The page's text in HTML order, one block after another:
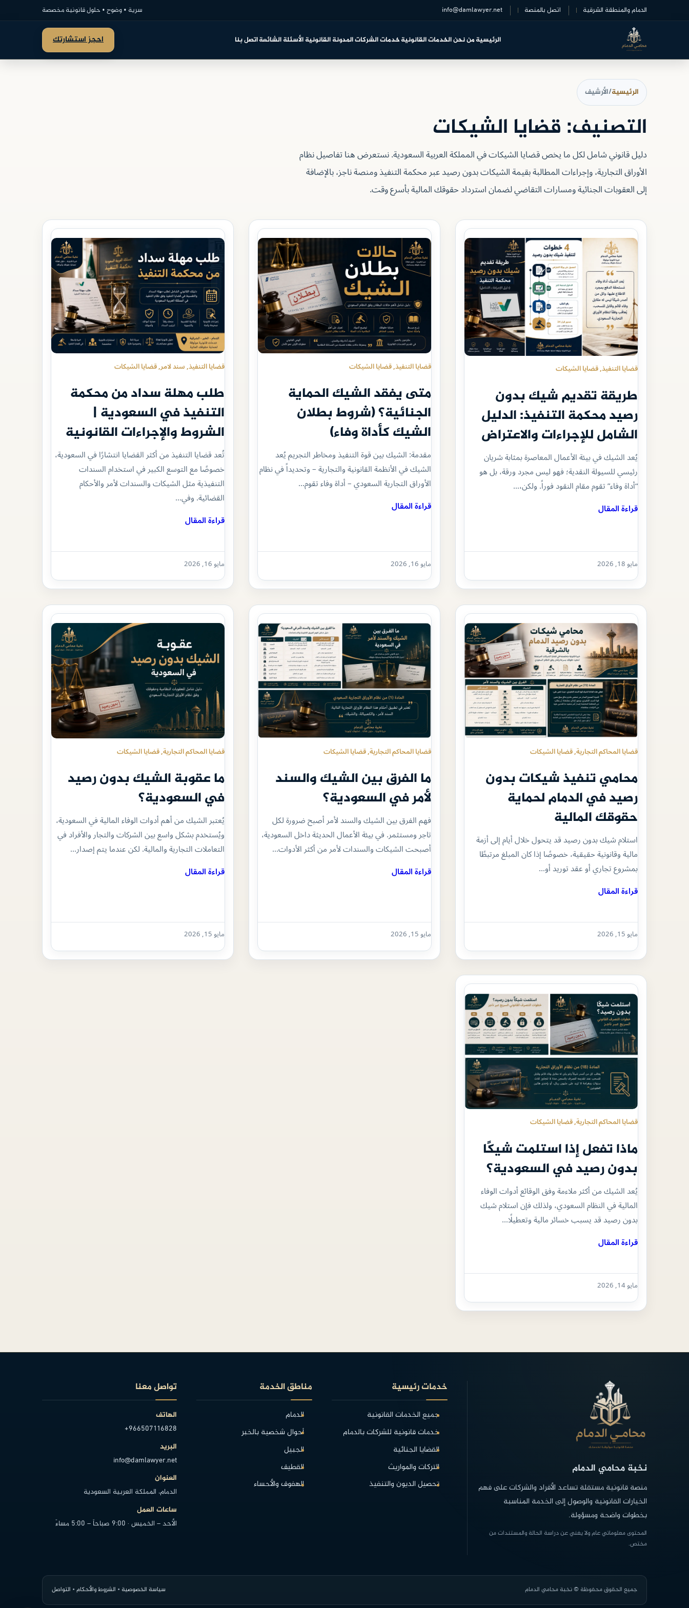
الدمام والمنطقة الشرقية اتصل بالمنصة info@damlawyer.net سرية • وضوح • حلول قانونية مخصصة
الرئيسيةمن نحنالخدمات القانونيةخدمات الشركاتالمدونة القانونيةالأسئلة الشائعةاتصل بنا احجز استشارتك
الرئيسية/الأرشيف
التصنيف: قضايا الشيكات
دليل قانوني شامل لكل ما يخص قضايا الشيكات في المملكة العربية السعودية. نستعرض هنا تفاصيل نظام
الأوراق التجارية، وإجراءات المطالبة بقيمة الشيكات بدون رصيد عبر محكمة التنفيذ ومنصة ناجز، بالإضافة
إلى العقوبات الجنائية ومسارات التقاضي لضمان استرداد حقوقك المالية بأسرع وقت.
قضايا التنفيذ, قضايا الشيكات
طريقة تقديم شيك بدون
رصيد محكمة التنفيذ: الدليل
الشامل للإجراءات والاعتراض
يُعد الشيك في بيئة الأعمال المعاصرة بمثابة شريان
رئيسي للسيولة النقدية؛ فهو ليس مجرد ورقة، بل هو
“أداة وفاء” تقوم مقام النقود فوراً. ولكن،…
قراءة المقال
مايو 18, 2026
قضايا التنفيذ, قضايا الشيكات
متى يفقد الشيك الحماية
الجنائية؟ (شروط بطلان
الشيك كأداة وفاء)
مقدمة: الشيك بين قوة التنفيذ ومخاطر التجريم يُعد
الشيك في الأنظمة القانونية والتجارية – وتحديداً في نظام
الأوراق التجارية السعودي – أداة وفاء تقوم…
قراءة المقال
مايو 16, 2026
قضايا التنفيذ, سند لامر, قضايا الشيكات
طلب مهلة سداد من محكمة
التنفيذ في السعودية |
الشروط والإجراءات القانونية
تُعد قضايا التنفيذ من أكثر القضايا انتشارًا في السعودية،
خصوصًا مع التوسع الكبير في استخدام السندات
التنفيذية مثل الشيكات والسندات لأمر والأحكام
القضائية. وفي…
قراءة المقال
مايو 16, 2026
قضايا المحاكم التجارية, قضايا الشيكات
محامي تنفيذ شيكات بدون
رصيد في الدمام لحماية
حقوقك المالية
استلام شيك بدون رصيد قد يتحول خلال أيام إلى أزمة
مالية وقانونية حقيقية، خصوصًا إذا كان المبلغ مرتبطًا
بمشروع تجاري أو عقد توريد أو…
قراءة المقال
مايو 15, 2026
قضايا المحاكم التجارية, قضايا الشيكات
ما الفرق بين الشيك والسند
لأمر في السعودية؟
فهم الفرق بين الشيك والسند لأمر أصبح ضرورة لكل
تاجر ومستثمر. في بيئة الأعمال الحديثة داخل السعودية،
أصبحت الشيكات والسندات لأمر من أكثر الأدوات…
قراءة المقال
مايو 15, 2026
قضايا المحاكم التجارية, قضايا الشيكات
ما عقوبة الشيك بدون رصيد
في السعودية؟
يُعتبر الشيك من أهم أدوات الوفاء المالية في السعودية،
ويُستخدم بشكل واسع بين الشركات والتجار والأفراد في
التعاملات التجارية والمالية. لكن عندما يتم إصدار…
قراءة المقال
مايو 15, 2026
قضايا المحاكم التجارية, قضايا الشيكات
ماذا تفعل إذا استلمت شيكًا
بدون رصيد في السعودية؟
يُعد الشيك من أكثر ملاءمة وفق الوقائع أدوات الوفاء
المالية في النظام السعودي، ولذلك فإن استلام شيك
بدون رصيد قد يسبب خسائر مالية وتعطيلًا…
قراءة المقال
مايو 14, 2026
نخبة محامي الدمام
منصة قانونية مستقلة تساعد الأفراد والشركات على فهم
الخيارات القانونية والوصول إلى الخدمة المناسبة
بخطوات واضحة ومسؤولة.
المحتوى معلوماتي عام ولا يغني عن دراسة الحالة والمستندات من
مختص.
خدمات رئيسية
جميع الخدمات القانونية
خدمات قانونية للشركات بالدمام
القضايا الجنائية
التركات والمواريث
تحصيل الديون والتنفيذ
مناطق الخدمة
الدمام
أحوال شخصية بالخبر
الجبيل
القطيف
الهفوف والأحساء
تواصل معنا
الهاتف
+966507116828
البريد
info@damlawyer.net
العنوان
الدمام، المملكة العربية السعودية
ساعات العمل
الأحد – الخميس · 9:00 صباحاً – 5:00 مساءً
جميع الحقوق محفوظة © نخبة محامي الدمام سياسة الخصوصية • الشروط والأحكام• التواصل